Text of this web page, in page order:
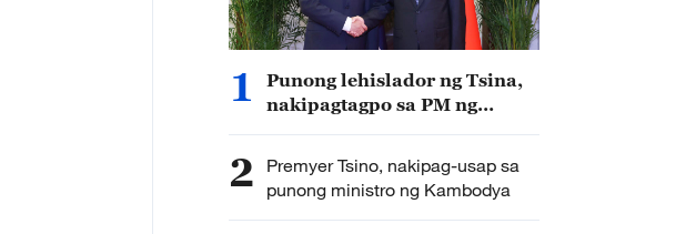
1
Punong lehislador ng Tsina,
nakipagtagpo sa PM ng
2
Premyer Tsino, nakipag-usap sa
punong ministro ng Kambodya